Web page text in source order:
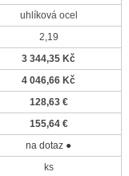
uhlíková ocel
2,19
3 344,35 Kč
4 046,66 Kč
128,63 €
155,64 €
na dotaz ●
ks